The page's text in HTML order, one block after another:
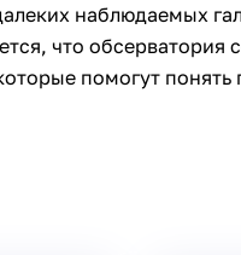
наблюдаемых
что обсерватория
помогут